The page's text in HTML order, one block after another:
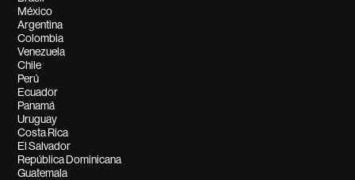
México
Argentina
Colombia
Venezuela
Chile
Perú
Ecuador
Panamá
Uruguay
Costa Rica
El Salvador
República Dominicana
Guatemala